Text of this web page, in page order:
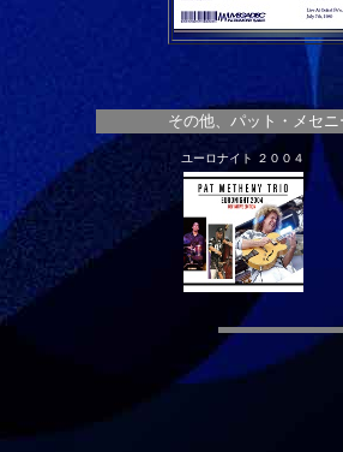
その他、パット・メセ
ユーロナイト ２００４